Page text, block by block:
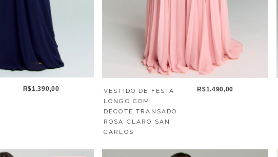
R$1.390,00
VESTIDO DE FESTA
LONGO COM
DECOTE TRANSADO
ROSA CLARO SAN
CARLOS
R$1.490,00